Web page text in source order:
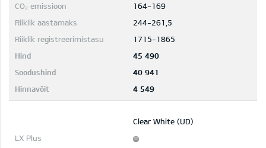
164-169
244-261,5
1715-1865
45 490
40 941
4 549
Clear White (UD)